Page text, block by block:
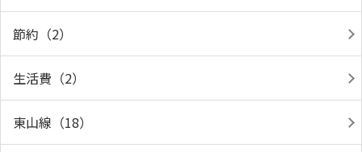
節約（2）
生活費（2）
東山線（18）